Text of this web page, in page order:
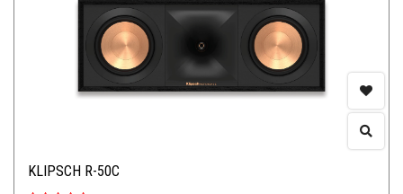
KLIPSCH R-50C